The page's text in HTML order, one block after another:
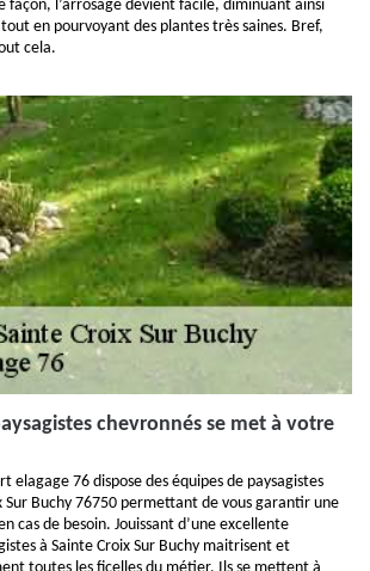
façon, l’arrosage devient facile, diminuant ainsi
en pourvoyant des plantes très saines. Bref,
cela.
chevronnés se met à votre
elagage 76 dispose des équipes de paysagistes
Sur Buchy 76750 permettant de vous garantir une
cas de besoin. Jouissant d’une excellente
à Sainte Croix Sur Buchy maitrisent et